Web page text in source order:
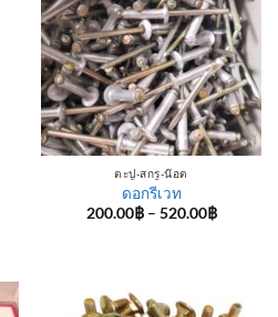
ตะปู-สกรู-น๊อต
ดอกรีเวท
200.00฿ – 520.00฿Price